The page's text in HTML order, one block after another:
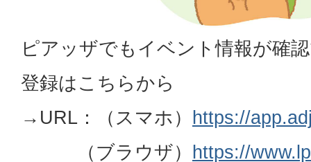
ピアッザでもイベント情報が確
登録はこちらから
→ URL：（スマホ） https://
（ブラウザ） https://